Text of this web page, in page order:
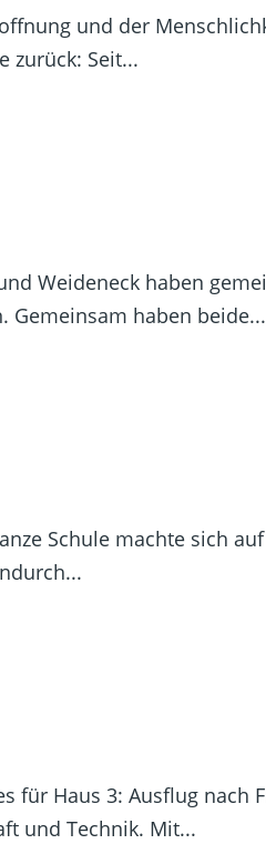
und der
zurück: Seit...
Weideneck haben
Gemeinsam haben beide...
Schule machte sich
für Haus 3: Ausflug nach
und Technik. Mit...